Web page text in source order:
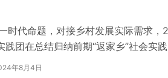
时代命题，对接乡村发展实际需求，
践团在总结归纳前期“返家乡”社会实
地区实践调研，开展以“助力闽茶产
年8月4日